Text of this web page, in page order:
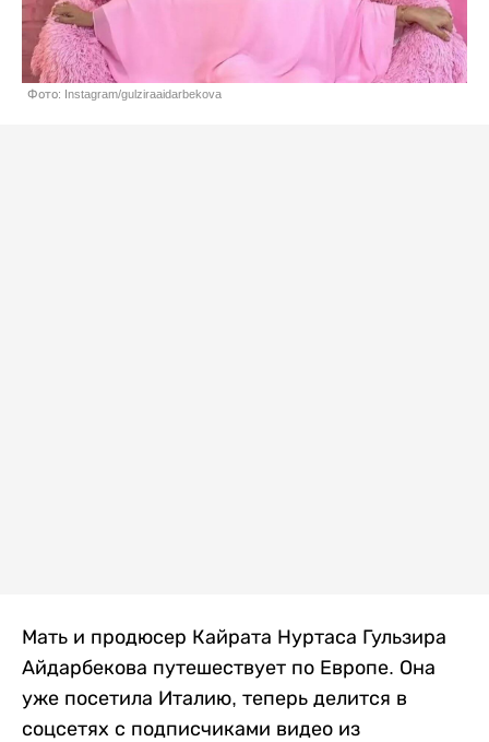
Фото: Instagram/gulziraaidarbekova
Мать и продюсер Кайрата Нуртаса Гульзира
Айдарбекова путешествует по Европе. Она
уже посетила Италию, теперь делится в
соцсетях с подписчиками видео из